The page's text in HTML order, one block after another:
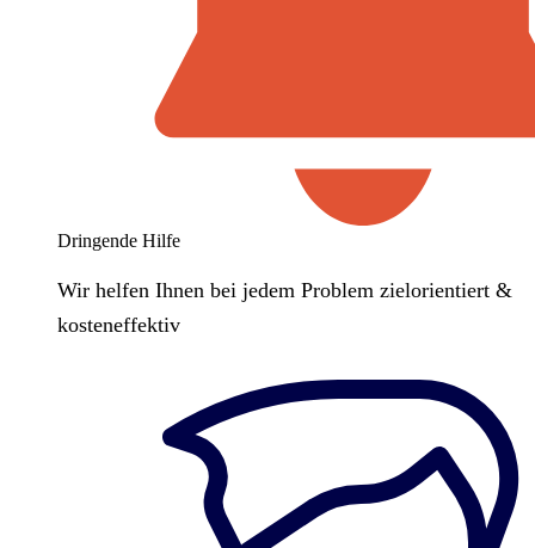
Dringende Hilfe
Wir helfen Ihnen bei jedem Problem zielorientiert &
kosteneffektiv